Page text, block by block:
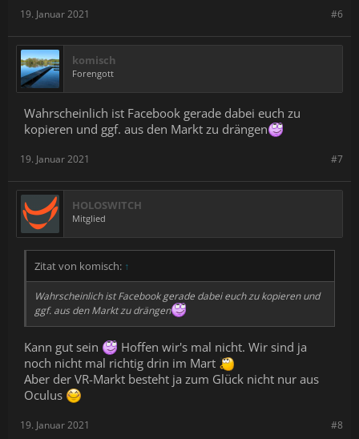
#6
19. Januar 2021
komisch
Forengott
Wahrscheinlich ist Facebook gerade dabei euch zu
kopieren und ggf. aus den Markt zu drängen
#7
19. Januar 2021
HOLOSWITCH
Mitglied
Zitat von komisch: ↑
Wahrscheinlich ist Facebook gerade dabei euch zu kopieren und
ggf. aus den Markt zu drängen
Kann gut sein
Hoffen wir's mal nicht. Wir sind ja
noch nicht mal richtig drin im Mart
Aber der VR-Markt besteht ja zum Glück nicht nur aus
Oculus
#8
19. Januar 2021